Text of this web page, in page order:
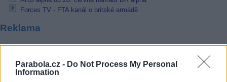
Parabola.cz - Do Not Process My Personal
Information
Forces TV - FTA kanál o britské armádě
Reklama
Pracovní nabídky
06.08.2026 - Údržbář výrobních linek • mzda 40 000Kč • stravování i
zdarma (Ref. č.: Fau - údr) (Nýřany)